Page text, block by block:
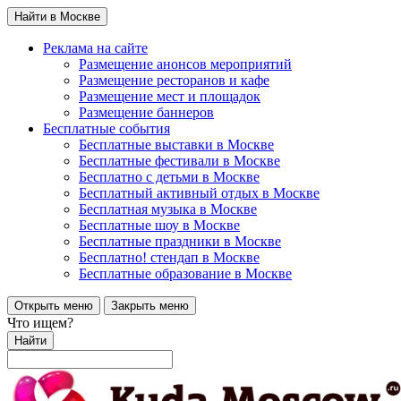
Найти в Москве
Реклама на сайте
Размещение анонсов мероприятий
Размещение ресторанов и кафе
Размещение мест и площадок
Размещение баннеров
Бесплатные события
Бесплатные выставки в Москве
Бесплатные фестивали в Москве
Бесплатно с детьми в Москве
Бесплатный активный отдых в Москве
Бесплатная музыка в Москве
Бесплатные шоу в Москве
Бесплатные праздники в Москве
Бесплатно! стендап в Москве
Бесплатные образование в Москве
Открыть меню Закрыть меню
Что ищем?
Найти